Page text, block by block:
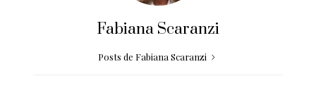
Fabiana Scaranzi
Posts de Fabiana Scaranzi